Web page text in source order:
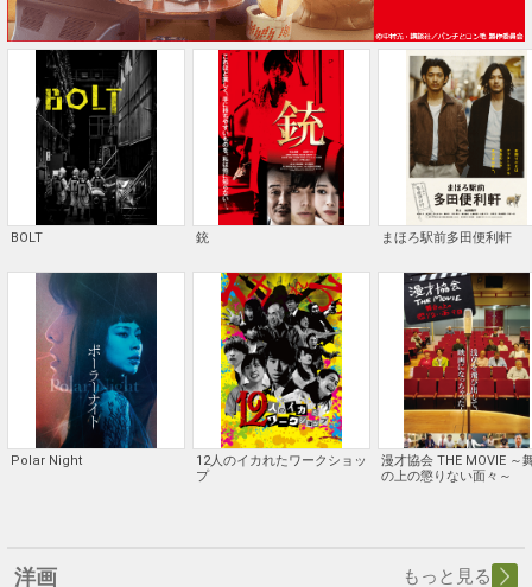
BOLT
Polar Night
銃
12人のイカれたワークショッ
プ
まほろ駅前多田便利軒
漫才協会 THE MOVIE ～
の上の懲りない面々～
洋画 もっと見る